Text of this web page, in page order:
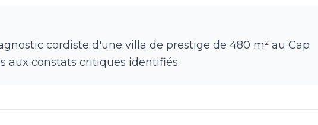
cordiste d'une villa de prestige de 480 m² au Cap
aux constats critiques identifiés.